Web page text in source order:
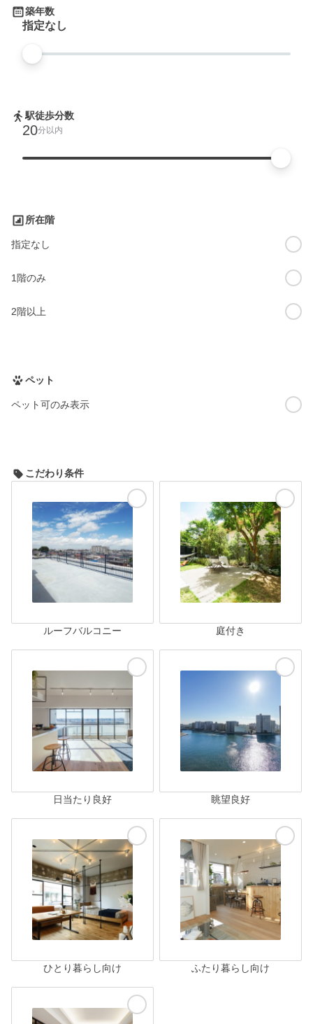
築年数
指定なし
駅徒歩分数
20分以内
所在階
指定なし
1階のみ
2階以上
ペット
ペット可のみ表示
こだわり条件
ルーフバルコニー 庭付き
日当たり良好 眺望良好
ひとり暮らし向け ふたり暮らし向け